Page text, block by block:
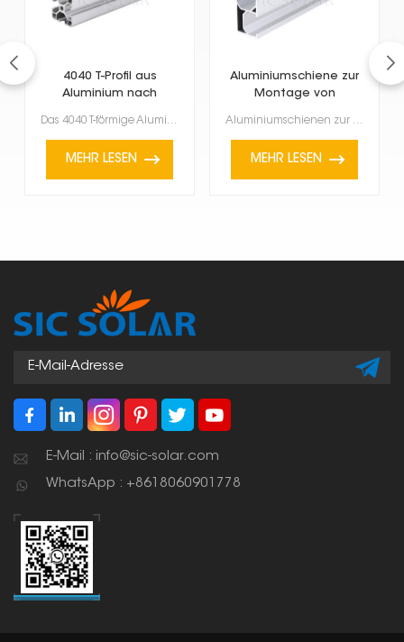
4040 T-Profil aus
Aluminium nach
Das 4040 T-förmige Aluminium-Strangpressprofil nach europäischer Norm ist ein äußerst vielseitiges u...
MEHR LESEN
Aluminiumschiene zur
Montage von
Aluminiumschienen zur Montage von Solarmodulen sind für die Installation von Solarmodulen unerlässli...
MEHR LESEN
E-Mail : info@sic-solar.com
WhatsApp : +8618060901778